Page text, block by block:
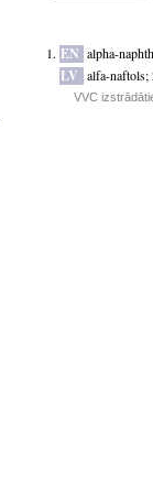
EN alpha-
LV alfa-naftols;
VVC